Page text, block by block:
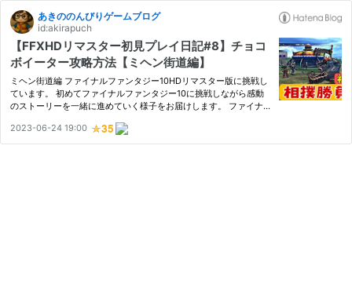
あきののんびりゲームブログ
id:akirapuch
【FFXHDリマスター初見プレイ日記#8】チョコ
ボイーター攻略方法【ミヘン街道編】
ミヘン街道編 ファイナルファンタジー10HDリマスター版に挑戦し
ています。 初めてファイナルファンタジー10に挑戦しながら感動
のストーリーを一緒に進めていく様子をお届けします。 ファイナ
て深い物語が特徴のRPGです。 新たな冒険への旅の始まりです！
今…
2023-06-24 19:00